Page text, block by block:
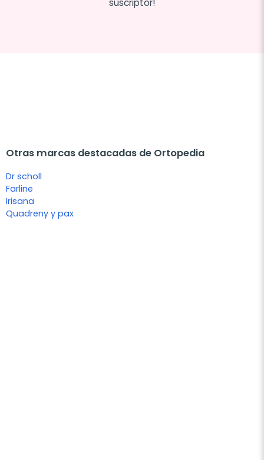
suscriptor!
Otras marcas destacadas de Ortopedia
Dr scholl
Farline
Irisana
Quadreny y pax